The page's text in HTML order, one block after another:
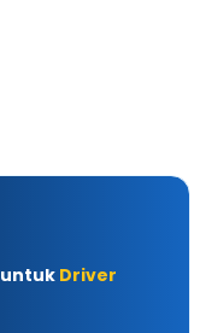
untuk Driver